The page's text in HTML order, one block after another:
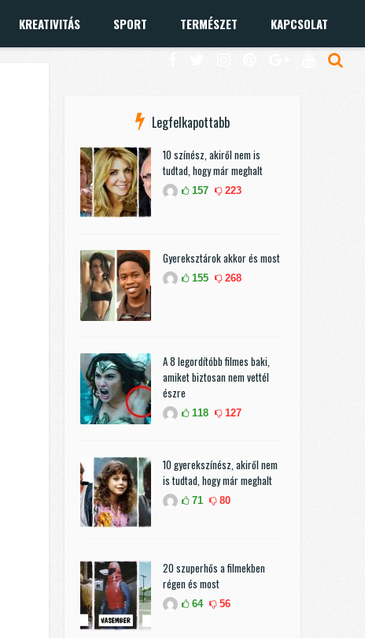
KREATIVITÁS SPORT TERMÉSZET KAPCSOLAT
Legfelkapottabb
10 színész, akiről nem is
tudtad, hogy már meghalt
157 223
Gyereksztárok akkor és most
155 268
A 8 legordítóbb filmes baki,
amiket biztosan nem vettél
észre
118 127
10 gyerekszínész, akiről nem
is tudtad, hogy már meghalt
71 80
20 szuperhős a filmekben
régen és most
64 56